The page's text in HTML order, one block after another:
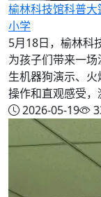
榆林科技馆科普
小学
5月18日，榆林科
为孩子们带来一
生机器狗演示、
操作和直观感受
2026-05-19